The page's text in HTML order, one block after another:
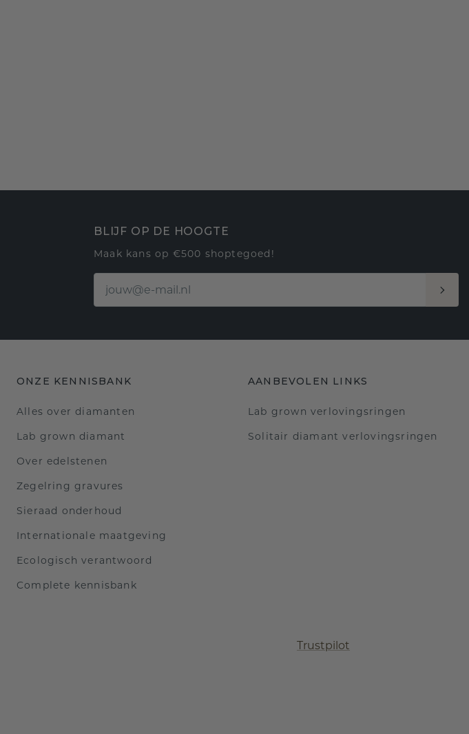
BLIJF OP DE HOOGTE
Maak kans op €500 shoptegoed!
ONZE KENNISBANK
Alles over diamanten
Lab grown diamant
Over edelstenen
Zegelring gravures
Sieraad onderhoud
Internationale maatgeving
Ecologisch verantwoord
Complete kennisbank
AANBEVOLEN LINKS
Lab grown verlovingsringen
Solitair diamant verlovingsringen
Trustpilot